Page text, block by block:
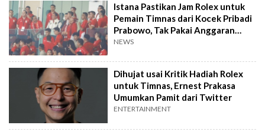
Istana Pastikan Jam Rolex untuk
Pemain Timnas dari Kocek Pribadi
Prabowo, Tak Pakai Anggaran
Negara
NEWS
Dihujat usai Kritik Hadiah Rolex
untuk Timnas, Ernest Prakasa
Umumkan Pamit dari Twitter
ENTERTAINMENT